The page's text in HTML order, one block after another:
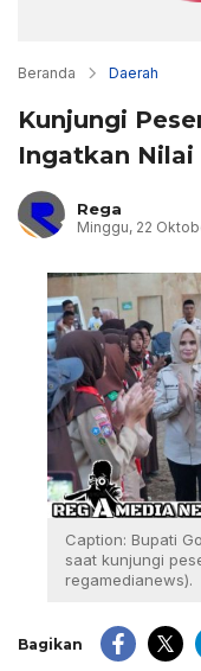
Beranda Daerah
Kunjungi
Ingatkan Nilai
Rega
Minggu, 22
Caption: Bupati
saat kunjungi
regamedianews).
Bagikan